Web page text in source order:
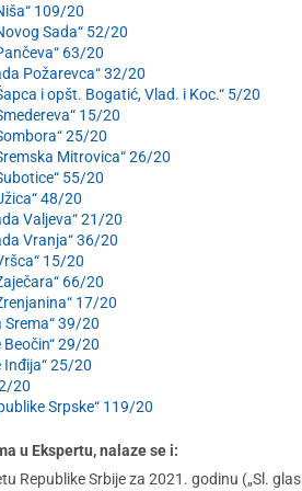
109/20
Sada“ 52/20
63/20
Požarevca“ 32/20
i opšt. Bogatić, Vlad. i Koc.“ 5/20
15/20
25/20
Mitrovica“ 26/20
55/20
48/20
Valjeva“ 21/20
Vranja“ 36/20
15/20
66/20
17/20
Srema“ 39/20
Beočin“ 29/20
Inđija“ 25/20
20
Srpske“ 119/20
u Ekspertu, nalaze se i:
Republike Srbije za 2021. godinu („Sl.